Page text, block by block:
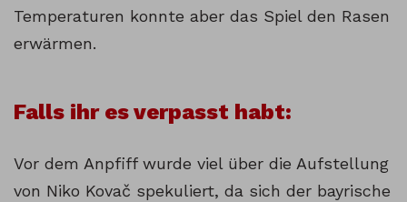
Temperaturen konnte aber das Spiel den Rasen
erwärmen.
Falls ihr es verpasst habt:
Vor dem Anpfiff wurde viel über die Aufstellung
von Niko Kovač spekuliert, da sich der bayrische